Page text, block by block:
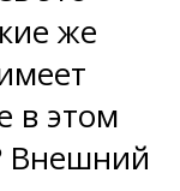
же
в этом
Внешний